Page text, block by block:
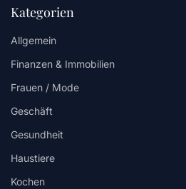
Kategorien
Allgemein
Finanzen & Immobilien
Frauen / Mode
Geschäft
Gesundheit
Haustiere
Kochen